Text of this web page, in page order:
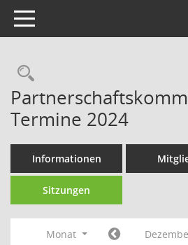
Toggle navigation
Rechercheauswahl
Termine 2024
Informationen
Sitzungen
Monat